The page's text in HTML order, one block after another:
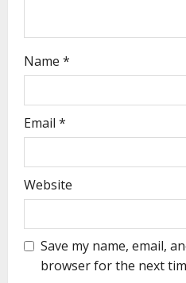
Name *
Email *
Website
Save my name, email,
browser for the next